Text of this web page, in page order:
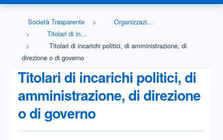
Società Trasparente
Organizzazione
Titolari di incarichi politici, di amministrazione, di direzione o di governo
Titolari di incarichi politici, di amministrazione, di
direzione o di governo
Titolari di incarichi politici, di
amministrazione, di direzione
o di governo